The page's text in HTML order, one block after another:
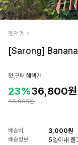
멧앤멜
[Sarong]
첫 구매 혜택가
23%36,800원
48,000원
배송비 3,000원
배송정보 5일이내 출